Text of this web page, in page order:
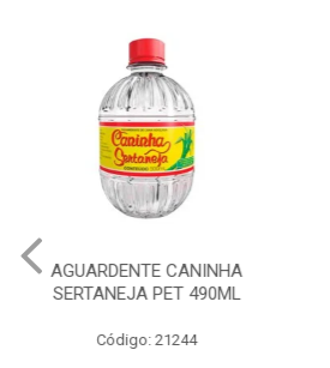
AGUARDENTE CANINHA
SERTANEJA PET 490ML
Código: 21244